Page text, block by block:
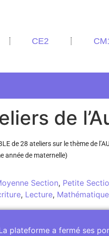
CE2
de
de 28 ateliers sur le thème de
année de maternelle)
Section, Petite
, Lecture,
plateforme a fermé ses